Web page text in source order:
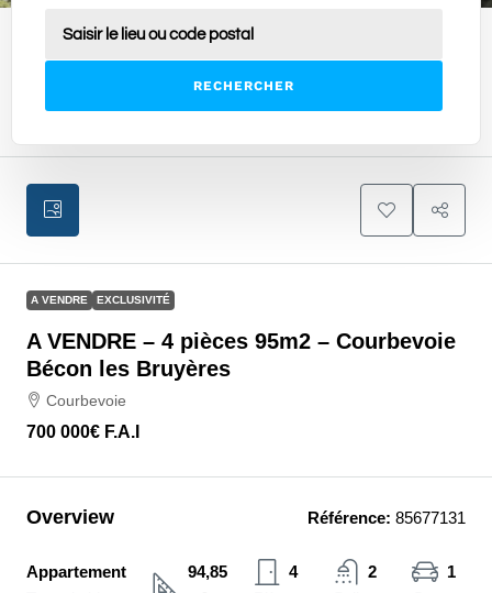
RECHERCHER
A VENDRE EXCLUSIVITÉ
A VENDRE – 4 pièces 95m2 – Courbevoie
Bécon les Bruyères
Courbevoie
700 000€ F.A.I
Overview Référence: 85677131
Appartement
94,85
4
2
1